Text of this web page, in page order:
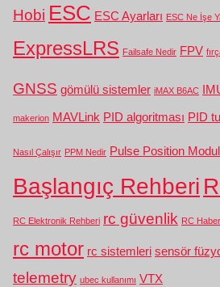
Hobi ESC ESC Ayarları ESC Ne İşe
ExpressLRS Failsafe Nedir FPV
GNSS gömülü sistemler iMAX B6AC
makerion MAVLink PID algoritması PID
Nasıl Çalışır PPM Nedir Pulse Position
Başlangıç Rehberi
RC Elektronik Rehberi rc güvenlik RC
rc motor rc sistemleri sensör
telemetry ubec kullanımı VTX